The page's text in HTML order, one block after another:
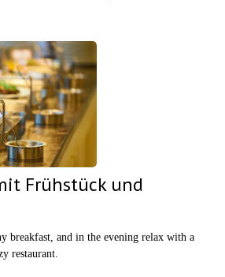
Frühstück und
breakfast, and in the evening relax with a
restaurant.